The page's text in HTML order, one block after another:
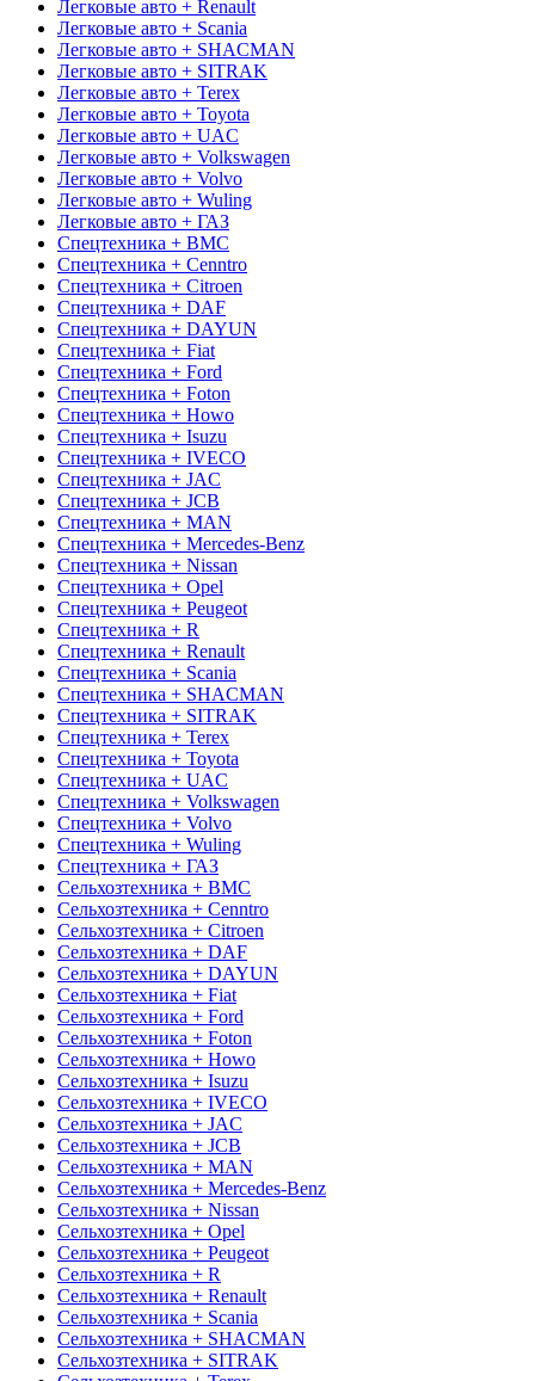
Легковые авто + Renault
Легковые авто + Scania
Легковые авто + SHACMAN
Легковые авто + SITRAK
Легковые авто + Terex
Легковые авто + Toyota
Легковые авто + UAC
Легковые авто + Volkswagen
Легковые авто + Volvo
Легковые авто + Wuling
Легковые авто + ГАЗ
Спецтехника + BMC
Спецтехника + Cenntro
Спецтехника + Citroen
Спецтехника + DAF
Спецтехника + DAYUN
Спецтехника + Fiat
Спецтехника + Ford
Спецтехника + Foton
Спецтехника + Howo
Спецтехника + Isuzu
Спецтехника + IVECO
Спецтехника + JAC
Спецтехника + JCB
Спецтехника + MAN
Спецтехника + Mercedes-Benz
Спецтехника + Nissan
Спецтехника + Opel
Спецтехника + Peugeot
Спецтехника + R
Спецтехника + Renault
Спецтехника + Scania
Спецтехника + SHACMAN
Спецтехника + SITRAK
Спецтехника + Terex
Спецтехника + Toyota
Спецтехника + UAC
Спецтехника + Volkswagen
Спецтехника + Volvo
Спецтехника + Wuling
Спецтехника + ГАЗ
Сельхозтехника + BMC
Сельхозтехника + Cenntro
Сельхозтехника + Citroen
Сельхозтехника + DAF
Сельхозтехника + DAYUN
Сельхозтехника + Fiat
Сельхозтехника + Ford
Сельхозтехника + Foton
Сельхозтехника + Howo
Сельхозтехника + Isuzu
Сельхозтехника + IVECO
Сельхозтехника + JAC
Сельхозтехника + JCB
Сельхозтехника + MAN
Сельхозтехника + Mercedes-Benz
Сельхозтехника + Nissan
Сельхозтехника + Opel
Сельхозтехника + Peugeot
Сельхозтехника + R
Сельхозтехника + Renault
Сельхозтехника + Scania
Сельхозтехника + SHACMAN
Сельхозтехника + SITRAK